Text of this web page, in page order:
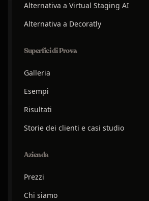
Alternativa a Virtual Staging AI
Alternativa a Decoratly
Superfici di Prova
Galleria
Esempi
Risultati
Storie dei clienti e casi studio
Azienda
Prezzi
Chi siamo